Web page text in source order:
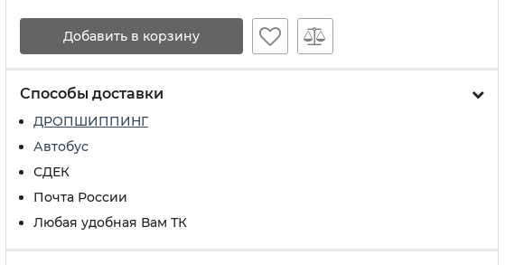
Добавить в корзину
Способы доставки
ДРОПШИППИНГ
Автобус
СДЕК
Почта России
Любая удобная Вам ТК